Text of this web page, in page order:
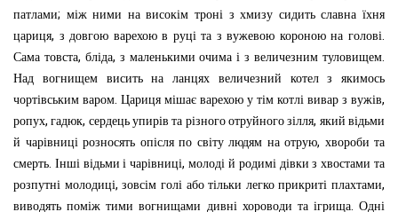
патлами; між ними на високім троні з хмизу сидить славна їхня
цариця, з довгою варехою в руці та з вужевою короною на голові.
Сама товста, бліда, з маленькими очима і з величезним туловищем.
Над вогнищем висить на ланцях величезний котел з
якимось
чортівським варом. Цариця мішає варехою у тім котлі вивар з вужів,
ропух,гадюк, сердець упирів та різного отруйного зілля, який відьми
й чарівниці розносять опісля по світу людям на отрую, хвороби та
смерть. Інші відьми і чарівниці,молоді й родимі дівки з хвостами та
розпутні молодиці,зовсім голі або тільки легко прикриті плахтами,
виводять поміж тими вогнищами дивні хороводи та ігрища. Одні